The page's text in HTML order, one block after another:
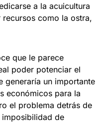
a la acuicultura
como la ostra,
que le parece
poder potenciar el
generaría un importante
económicos para la
el problema detrás de
imposibilidad de